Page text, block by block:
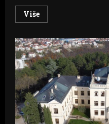
VišeRead
more
Pršeš
(31)
potpisao
za
HŠK
Posušje
do
ljeta
2027.